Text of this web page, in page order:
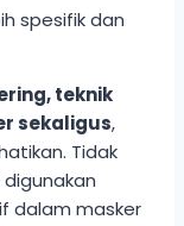
spesifik dan
teknik
sekaligus,
Tidak
dalam masker